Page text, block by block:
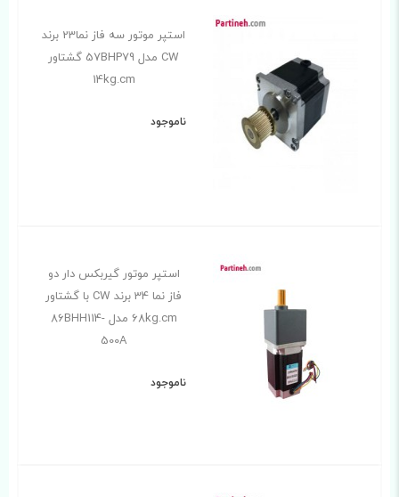
استپر موتور سه فاز نما23 برند
CW مدل 57BHP79 گشتاور
14kg.cm
ناموجود
استپر موتور گیربکس دار دو
فاز نما 34 برند CW با گشتاور
68kg.cm مدل 86BHH114-
500A
ناموجود